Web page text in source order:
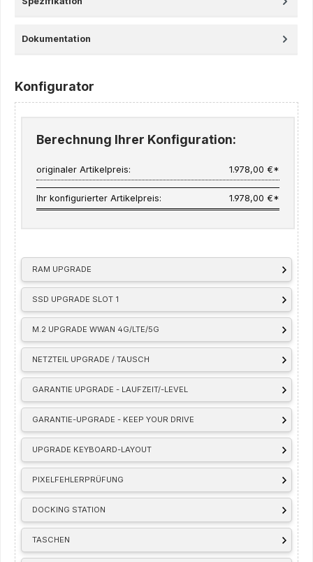
Dokumentation
Konfigurator
RAM UPGRADE
SSD UPGRADE SLOT 1
M.2 UPGRADE WWAN 4G/LTE/5G
NETZTEIL UPGRADE / TAUSCH
GARANTIE UPGRADE - LAUFZEIT/-LEVEL
GARANTIE-UPGRADE - KEEP YOUR DRIVE
UPGRADE KEYBOARD-LAYOUT
PIXELFEHLERPRÜFUNG
DOCKING STATION
TASCHEN
Berechnung Ihrer Konfiguration:
originaler Artikelpreis: 1.978,00 €*
Ihr konfigurierter Artikelpreis: 1.978,00 €*